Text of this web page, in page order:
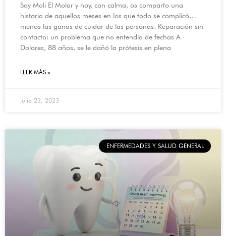
Soy Moli El Molar y hoy, con calma, os comparto una
historia de aquellos meses en los que todo se complicó…
menos las ganas de cuidar de las personas. Reparación sin
contacto: un problema que no entendía de fechas A
Dolores, 88 años, se le dañó la prótesis en plena
LEER MÁS »
julio 23, 2023
ENFERMEDADES Y SALUD GENERAL